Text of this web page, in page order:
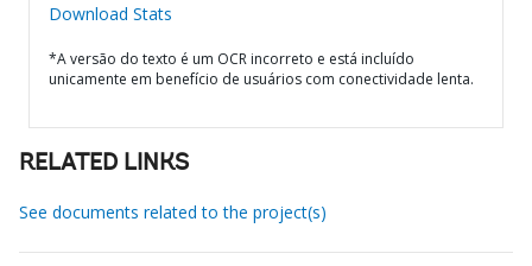
Download Stats
*A versão do texto é um OCR incorreto e está incluído
unicamente em benefício de usuários com conectividade lenta.
RELATED LINKS
See documents related to the project(s)